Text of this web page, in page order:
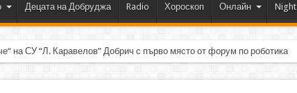
Децата на Добруджа Radio Хороскоп Онлайн Night
на СУ “Л. Каравелов” Добрич с първо място от форум по роботика